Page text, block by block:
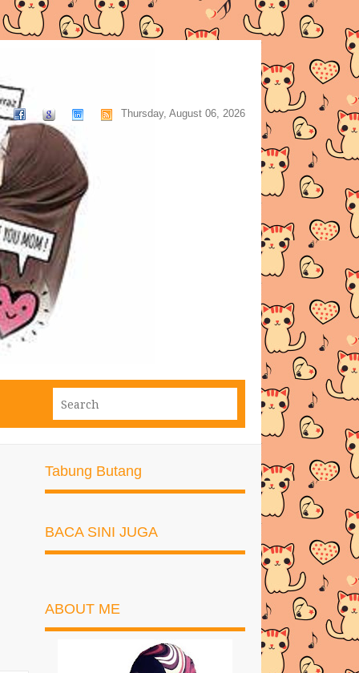
Thursday, August 06, 2026
Tabung Butang
BACA SINI JUGA
ABOUT ME